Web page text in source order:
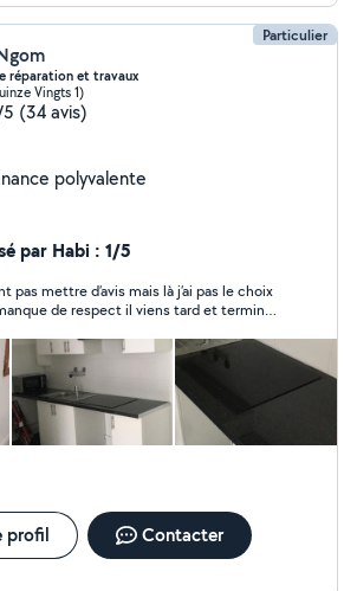
Particulier
réparation et travaux
Vingts 1)
(34 avis)
polyvalente
par Habi : 1/5
pas mettre d’avis mais là j’ai pas le choix
de respect il viens tard et termine
des modifications il ne gère pas du
grossiers 4 meubles haut 4 meubles
tout les jours demain au final viens
percer en sachant que je suis avec un
a manger dehors pendant 8JOURS
cuisine non achever et enceinte de
votre chemin si vs souhaitez faire une
profil Contacter